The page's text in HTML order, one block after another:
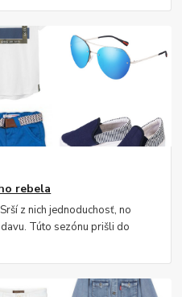
rebela
z nich jednoduchosť, no
Túto sezónu prišli do